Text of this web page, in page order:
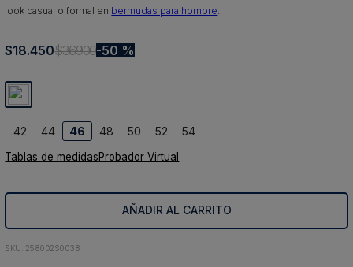
look casual o formal en bermudas para hombre.
$18.450$36.900 50 %
42 44 46 48 50 52 54
Tablas de medidasProbador Virtual
AÑADIR AL CARRITO
: 258002S0038
5.
chaqueta cuero
7.
8.
chaqueta
9.
poleron